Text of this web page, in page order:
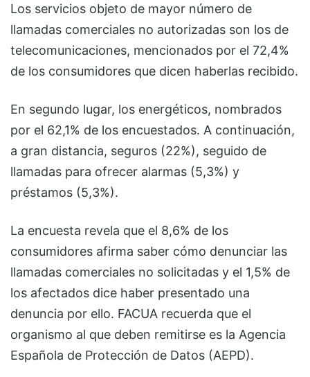
Los servicios objeto de mayor número de
llamadas comerciales no autorizadas son los de
telecomunicaciones, mencionados por el 72,4%
de los consumidores que dicen haberlas recibido.
En segundo lugar, los energéticos, nombrados
por el 62,1% de los encuestados. A continuación,
a gran distancia, seguros (22%), seguido de
llamadas para ofrecer alarmas (5,3%) y
préstamos (5,3%).
La encuesta revela que el 8,6% de los
consumidores afirma saber cómo denunciar las
llamadas comerciales no solicitadas y el 1,5% de
los afectados dice haber presentado una
denuncia por ello. FACUA recuerda que el
organismo al que deben remitirse es la Agencia
Española de Protección de Datos (AEPD).